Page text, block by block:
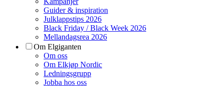
Guider & inspiration
Julklappstips 2026
Black Friday / Black Week 2026
Mellandagsrea 2026
Om Elgiganten
Om oss
Om Elkjøp Nordic
Ledningsgrupp
Jobba hos oss